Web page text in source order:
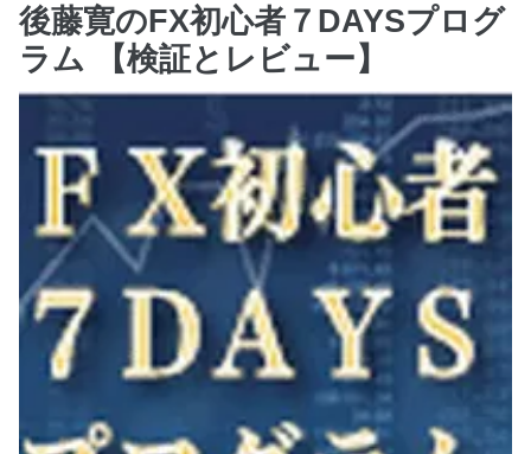
後藤寛のFX初心者７DAYSプログ
ラム 【検証とレビュー】